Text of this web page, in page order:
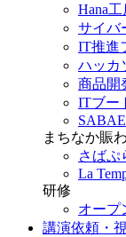
Hana工
サイバ
IT推進
ハッカ
商品開
ITブー
まちなか賑
さばぷ
La
研修
オープ
講演依頼・